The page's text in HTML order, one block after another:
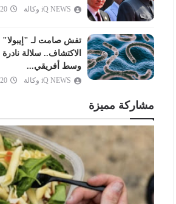
الأحزاب
فاطر
يس
الصافات
ص
الزمر
فصلت
الشورى
الزخرف
iQ NEWS وكالة 20 مايو 2026
تفش صامت لـ
الاكتشاف.. سلالة نادرة
وسط أفريقي...
iQ NEWS وكالة 20 مايو 2026
مشاركة مميزة